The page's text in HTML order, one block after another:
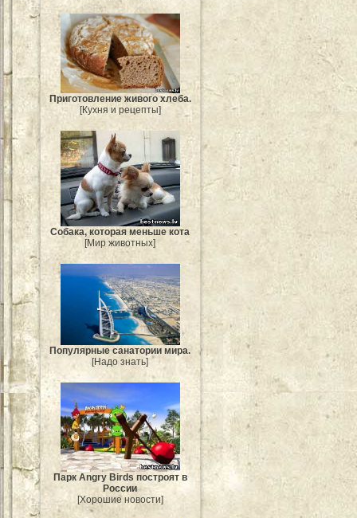
Приготовление живого хлеба.
[Кухня и рецепты]
Собака, которая меньше кота
[Мир животных]
Популярные санатории мира.
[Надо знать]
Парк Angry Birds построят в
России
[Хорошие новости]